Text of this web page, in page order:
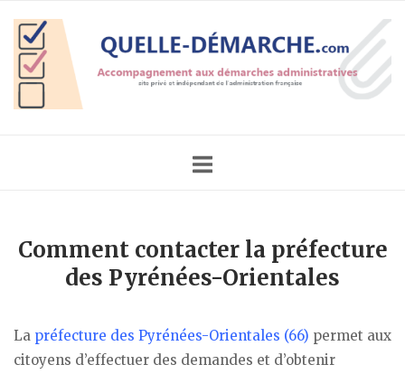
content
Home
Comment contacter la préfecture
des Pyrénées-Orientales
La préfecture des Pyrénées-Orientales (66) permet aux
citoyens d’effectuer des demandes et d’obtenir